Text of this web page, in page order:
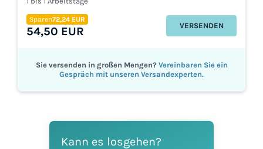
Sparen72,24 EUR
54,50 EUR VERSENDEN
Sie versenden in großen Mengen? Vereinbaren Sie ein
Gespräch mit unseren Versandexperten.
Kann es losgehen?